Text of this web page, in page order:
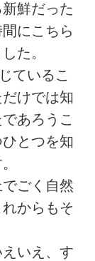
鮮だった
にこちら
た。
ているこ
けでは知
あろうこ
とつを知
ごく自然
からもそ
いえ、す